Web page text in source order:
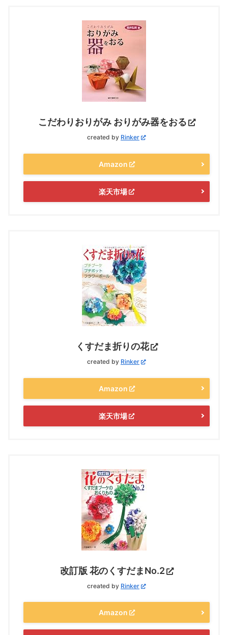
こだわりおりがみ おりがみ器をおる
created by Rinker
Amazon
楽天市場
くすだま折りの花
created by Rinker
Amazon
楽天市場
改訂版 花のくすだまNo.2
created by Rinker
Amazon